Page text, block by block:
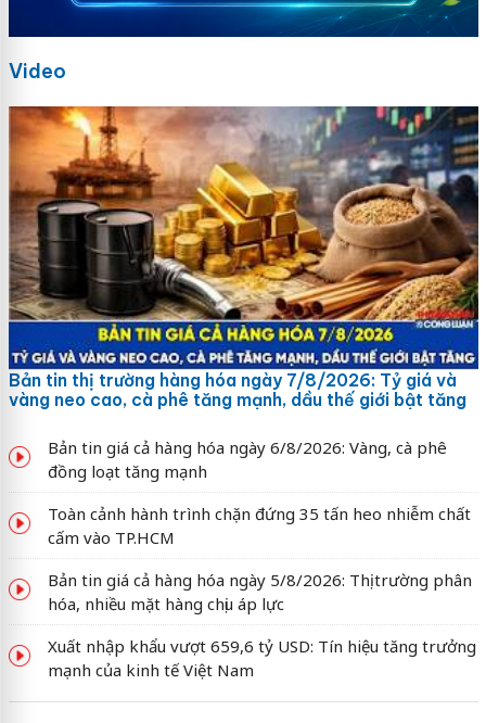
Video
Bản tin thị trường hàng hóa ngày 7/8/2026: Tỷ giá và
vàng neo cao, cà phê tăng mạnh, dầu thế giới bật tăng
Bản tin giá cả hàng hóa ngày 6/8/2026: Vàng, cà phê
đồng loạt tăng mạnh
Toàn cảnh hành trình chặn đứng 35 tấn heo nhiễm chất
cấm vào TP.HCM
Bản tin giá cả hàng hóa ngày 5/8/2026: Thị trường phân
hóa, nhiều mặt hàng chịu áp lực
Xuất nhập khẩu vượt 659,6 tỷ USD: Tín hiệu tăng trưởng
mạnh của kinh tế Việt Nam